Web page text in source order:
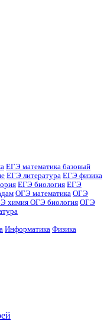
ЕГЭ математика базовый
ЕГЭ литература ЕГЭ физика
ЕГЭ биология ЕГЭ
ОГЭ математика ОГЭ
химия ОГЭ биология ОГЭ
Информатика Физика